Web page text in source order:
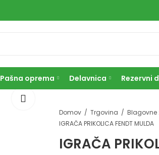
Pašna oprema Delavnica Rezervni
Domov Trgovina
IGRAČA PRIKOLICA FENDT MULDA
IGRAČA